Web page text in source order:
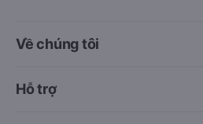
Về chúng tôi
Hỗ trợ